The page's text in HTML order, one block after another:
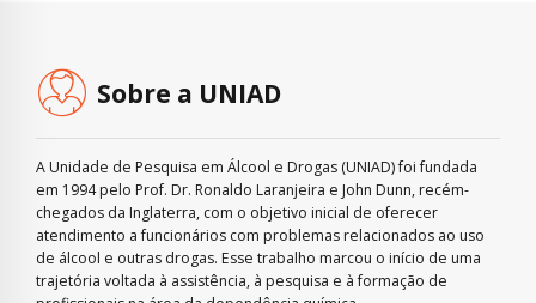
Sobre a UNIAD
A Unidade de Pesquisa em Álcool e Drogas (UNIAD) foi fundada
em 1994 pelo Prof. Dr. Ronaldo Laranjeira e John Dunn, recém-
chegados da Inglaterra, com o objetivo inicial de oferecer
atendimento a funcionários com problemas relacionados ao uso
de álcool e outras drogas. Esse trabalho marcou o início de uma
trajetória voltada à assistência, à pesquisa e à formação de